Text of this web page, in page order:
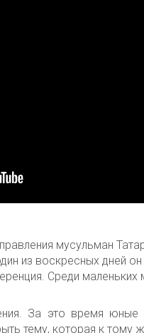
мусульман
из воскресных дней
Среди маленьких
За это время
тему, которая к тому